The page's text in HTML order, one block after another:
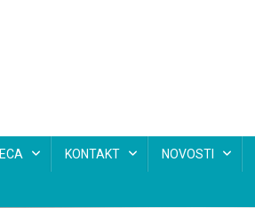
KONTAKT NOVOSTI